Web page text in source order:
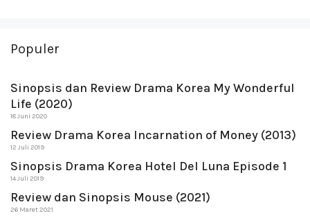
Populer
Sinopsis dan Review Drama Korea My Wonderful
Life (2020)
18 Juni 2020
Review Drama Korea Incarnation of Money (2013)
12 Juli 2019
Sinopsis Drama Korea Hotel Del Luna Episode 1
14 Juli 2019
Review dan Sinopsis Mouse (2021)
26 Maret 2021